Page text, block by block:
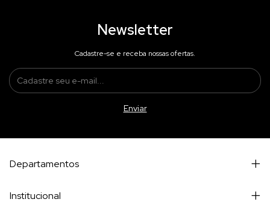
Newsletter
Cadastre-se e receba nossas ofertas.
Departamentos
Institucional